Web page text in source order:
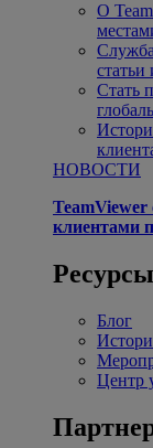
О
статьи
Стать
НОВОСТИ
клиентами
Ресурсы
Блог
Центр